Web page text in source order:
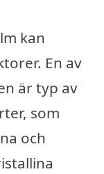
kan
En av
är typ av
som
och